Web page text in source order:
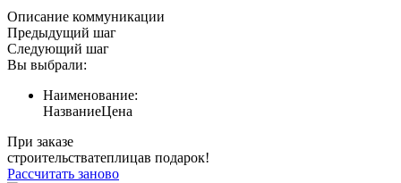
Описание коммуникации
Предыдущий шаг
Следующий шаг
Вы выбрали:
Наименование:
НазваниеЦена
При заказе
строительстватеплицав подарок!
Рассчитать заново